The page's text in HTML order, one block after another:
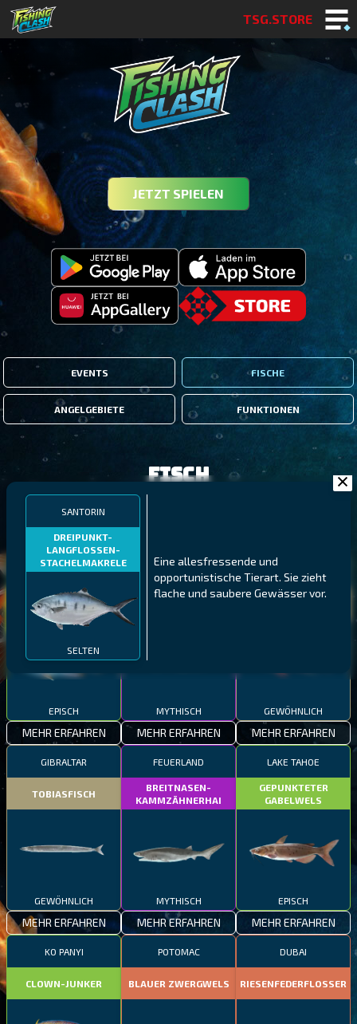
TSG.STORE
JETZT SPIELEN
EVENTS FISCHE
ANGELGEBIETE FUNKTIONEN
SANTORIN
DREIPUNKT-
LANGFLOSSEN-
STACHELMAKRELE
SELTEN
Eine allesfressende und
opportunistische Tierart. Sie zieht
flache und saubere Gewässer vor.
Fisch
MALAWI
GESTRECKTER
SCHABEMUND-
BUNTBARSCH
EPISCH
MEHR ERFAHREN
NÖRDLICHE FJORDE
ATLANTISCHER LENG
MYTHISCH
MEHR ERFAHREN
GALAPAGOS-INSELN
MEXIKANISCHER
GEWÖHNLICH
MEHR ERFAHREN
GIBRALTAR
TOBIASFISCH
GEWÖHNLICH
MEHR ERFAHREN
FEUERLAND
BREITNASEN-
KAMMZÄHNERHAI
MYTHISCH
MEHR ERFAHREN
LAKE TAHOE
GEPUNKTETER
GABELWELS
EPISCH
MEHR ERFAHREN
KO PANYI
CLOWN-JUNKER
POTOMAC
BLAUER ZWERGWELS
DUBAI
RIESENFEDERFLOSSER